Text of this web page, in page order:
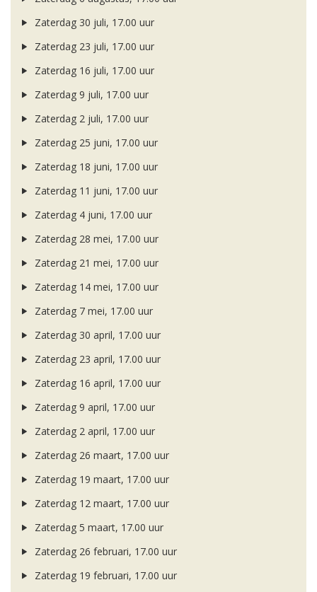
Zaterdag 30 juli, 17.00 uur
Zaterdag 23 juli, 17.00 uur
Zaterdag 16 juli, 17.00 uur
Zaterdag 9 juli, 17.00 uur
Zaterdag 2 juli, 17.00 uur
Zaterdag 25 juni, 17.00 uur
Zaterdag 18 juni, 17.00 uur
Zaterdag 11 juni, 17.00 uur
Zaterdag 4 juni, 17.00 uur
Zaterdag 28 mei, 17.00 uur
Zaterdag 21 mei, 17.00 uur
Zaterdag 14 mei, 17.00 uur
Zaterdag 7 mei, 17.00 uur
Zaterdag 30 april, 17.00 uur
Zaterdag 23 april, 17.00 uur
Zaterdag 16 april, 17.00 uur
Zaterdag 9 april, 17.00 uur
Zaterdag 2 april, 17.00 uur
Zaterdag 26 maart, 17.00 uur
Zaterdag 19 maart, 17.00 uur
Zaterdag 12 maart, 17.00 uur
Zaterdag 5 maart, 17.00 uur
Zaterdag 26 februari, 17.00 uur
Zaterdag 19 februari, 17.00 uur